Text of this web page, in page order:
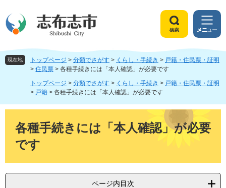
ジ
頭
ュ
飛
文
索
メ
ニ
ュ
ー
現在地 トップページ > 分類でさがす > くらし・手続き > 戸籍・住民票・証明
> 住民票 > 各種手続きには「本人確認」が必要です
トップページ > 分類でさがす > くらし・手続き > 戸籍・住民票・証明
> 戸籍 > 各種手続きには「本人確認」が必要です
各種手続きには「本人確認」が必要
です
ページ内目次